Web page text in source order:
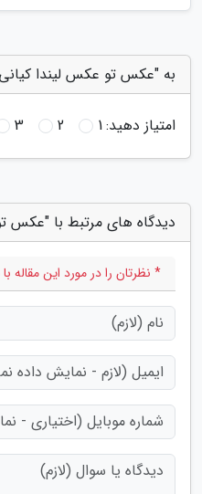
به "عکس تو عکس لیندا
امتیاز دهید:1
2
3
دیدگاه های مرتبط با "عکس
* نظرتان را در مورد این مقاله